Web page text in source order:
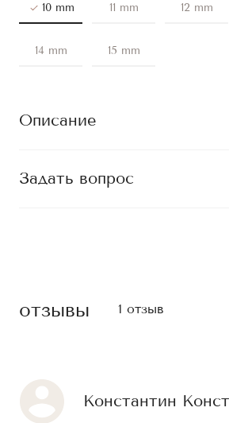
10 mm 11 mm 12 mm
14 mm 15 mm
Описание
Задать вопрос
отзывы 1 отзыв
Константин